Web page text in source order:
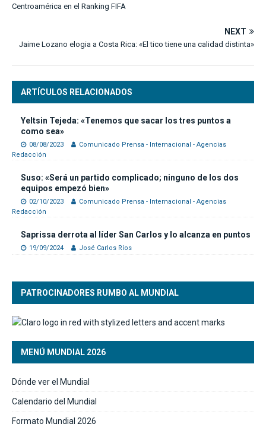
Centroamérica en el Ranking FIFA
NEXT
Jaime Lozano elogia a Costa Rica: «El tico tiene una calidad distinta»
ARTÍCULOS RELACIONADOS
Yeltsin Tejeda: «Tenemos que sacar los tres puntos a
como sea»
08/08/2023
Comunicado Prensa - Internacional - Agencias
Redacción
Suso: «Será un partido complicado; ninguno de los dos
equipos empezó bien»
02/10/2023
Comunicado Prensa - Internacional - Agencias
Redacción
Saprissa derrota al líder San Carlos y lo alcanza en puntos
19/09/2024 José Carlos Ríos
PATROCINADORES RUMBO AL MUNDIAL
MENÚ MUNDIAL 2026
Dónde ver el Mundial
Calendario del Mundial
Formato Mundial 2026